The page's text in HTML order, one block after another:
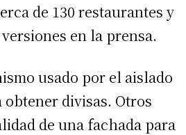
de 130 restaurantes y
en la prensa.
usado por el aislado
divisas. Otros
de una fachada para